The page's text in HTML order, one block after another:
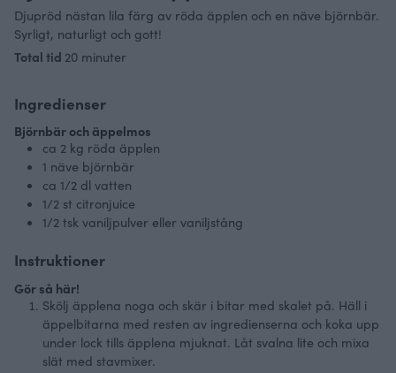
Djupröd nästan lila färg av röda äpplen och en näve björnbär.
Syrligt, naturligt och gott!
Total tid 20minuter
minuter
Ingredienser
Björnbär och äppelmos
ca 2 kg röda äpplen
1 näve björnbär
ca 1/2 dl vatten
1/2 st citronjuice
1/2 tsk vaniljpulver eller vaniljstång
Instruktioner
Gör så här!
Skölj äpplena noga och skär i bitar med skalet på. Häll i
äppelbitarna med resten av ingredienserna och koka upp
under lock tills äpplena mjuknat. Låt svalna lite och mixa
slät med stavmixer.